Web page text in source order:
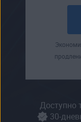
Доступно
30-